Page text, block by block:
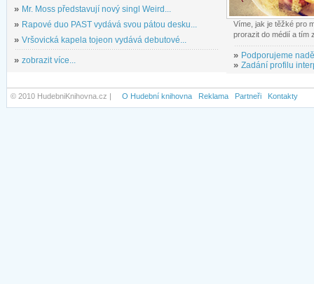
» Mr. Moss představují nový singl Weird...
» Rapové duo PAST vydává svou pátou desku...
» Vršovická kapela tojeon vydává debutové...
» zobrazit více...
Víme, jak je těžké pro
prorazit do médií a tím
» Podporujeme
» Zadání profilu
© 2010 HudebniKnihovna.cz | O Hudební knihovna Reklama Partneři Kontakty